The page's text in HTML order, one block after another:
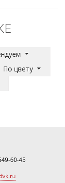
По цвету
60-45